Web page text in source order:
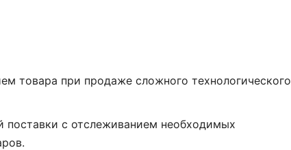
товара при продаже сложного технологического
поставки с отслеживанием необходимых